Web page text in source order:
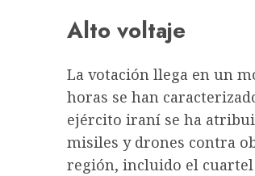
Alto voltaje
La votación llega en un
horas se han
ejército iraní se ha
misiles y drones contra
región, incluido el cuartel